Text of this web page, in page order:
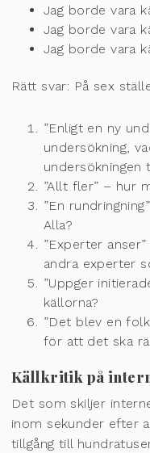
Jag borde vara
Jag borde vara
Jag borde vara
Rätt svar: På sex
”Enligt en ny
undersökning,
undersökningen
”Allt fler” – hur
”En
Alla?
”Experter
andra experter
”Uppger
källorna?
”Det blev en
för att det ska
Källkritik på
Det som skiljer
inom sekunder efter
tillgång till